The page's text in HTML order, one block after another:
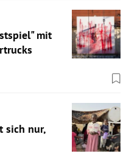
mit
sich nur,